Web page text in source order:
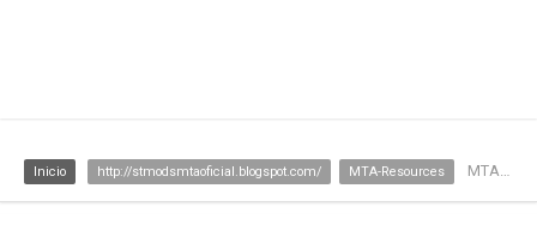
Inicio http://stmodsmtaoficial.blogspot.com/ MTA-Resources MTA:SA - Script/VPN